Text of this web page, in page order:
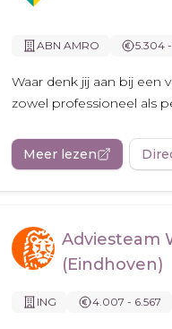
ABN AMRO 5.304 -
Waar denk jij aan bij een
zowel professioneel als
Meer lezen
Adviesteam
(Eindhoven)
ING 4.007 - 6.567